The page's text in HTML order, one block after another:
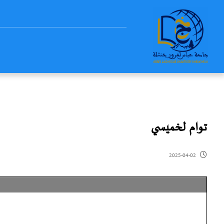
توام لخميسي
2025-04-02